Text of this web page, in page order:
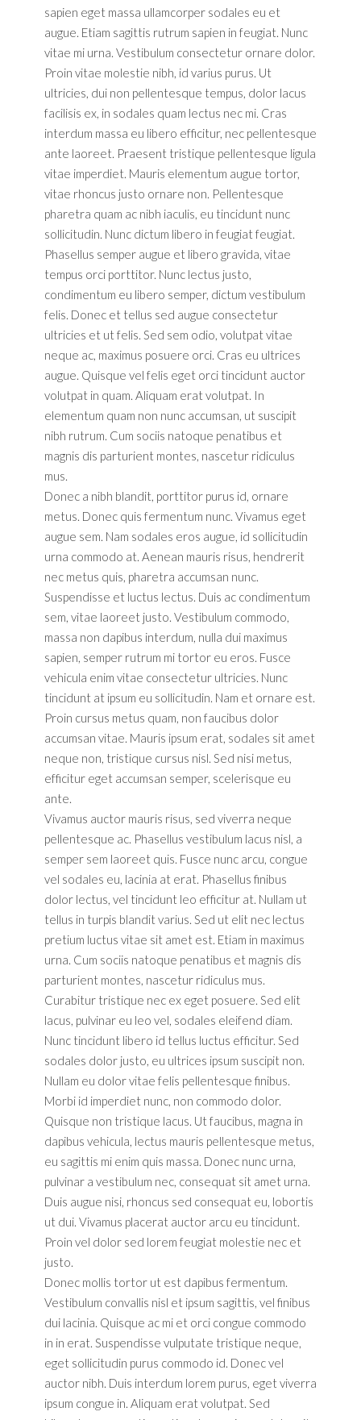
sapien eget massa ullamcorper sodales eu et
augue. Etiam sagittis rutrum sapien in feugiat. Nunc
vitae mi urna. Vestibulum consectetur ornare dolor.
Proin vitae molestie nibh, id varius purus. Ut
ultricies, dui non pellentesque tempus, dolor lacus
facilisis ex, in sodales quam lectus nec mi. Cras
interdum massa eu libero efficitur, nec pellentesque
ante laoreet. Praesent tristique pellentesque ligula
vitae imperdiet. Mauris elementum augue tortor,
vitae rhoncus justo ornare non. Pellentesque
pharetra quam ac nibh iaculis, eu tincidunt nunc
sollicitudin. Nunc dictum libero in feugiat feugiat.
Phasellus semper augue et libero gravida, vitae
tempus orci porttitor. Nunc lectus justo,
condimentum eu libero semper, dictum vestibulum
felis. Donec et tellus sed augue consectetur
ultricies et ut felis. Sed sem odio, volutpat vitae
neque ac, maximus posuere orci. Cras eu ultrices
augue. Quisque vel felis eget orci tincidunt auctor
volutpat in quam. Aliquam erat volutpat. In
elementum quam non nunc accumsan, ut suscipit
nibh rutrum. Cum sociis natoque penatibus et
magnis dis parturient montes, nascetur ridiculus
mus.
Donec a nibh blandit, porttitor purus id, ornare
metus. Donec quis fermentum nunc. Vivamus eget
augue sem. Nam sodales eros augue, id sollicitudin
urna commodo at. Aenean mauris risus, hendrerit
nec metus quis, pharetra accumsan nunc.
Suspendisse et luctus lectus. Duis ac condimentum
sem, vitae laoreet justo. Vestibulum commodo,
massa non dapibus interdum, nulla dui maximus
sapien, semper rutrum mi tortor eu eros. Fusce
vehicula enim vitae consectetur ultricies. Nunc
tincidunt at ipsum eu sollicitudin. Nam et ornare est.
Proin cursus metus quam, non faucibus dolor
accumsan vitae. Mauris ipsum erat, sodales sit amet
neque non, tristique cursus nisl. Sed nisi metus,
efficitur eget accumsan semper, scelerisque eu
ante.
Vivamus auctor mauris risus, sed viverra neque
pellentesque ac. Phasellus vestibulum lacus nisl, a
semper sem laoreet quis. Fusce nunc arcu, congue
vel sodales eu, lacinia at erat. Phasellus finibus
dolor lectus, vel tincidunt leo efficitur at. Nullam ut
tellus in turpis blandit varius. Sed ut elit nec lectus
pretium luctus vitae sit amet est. Etiam in maximus
urna. Cum sociis natoque penatibus et magnis dis
parturient montes, nascetur ridiculus mus.
Curabitur tristique nec ex eget posuere. Sed elit
lacus, pulvinar eu leo vel, sodales eleifend diam.
Nunc tincidunt libero id tellus luctus efficitur. Sed
sodales dolor justo, eu ultrices ipsum suscipit non.
Nullam eu dolor vitae felis pellentesque finibus.
Morbi id imperdiet nunc, non commodo dolor.
Quisque non tristique lacus. Ut faucibus, magna in
dapibus vehicula, lectus mauris pellentesque metus,
eu sagittis mi enim quis massa. Donec nunc urna,
pulvinar a vestibulum nec, consequat sit amet urna.
Duis augue nisi, rhoncus sed consequat eu, lobortis
ut dui. Vivamus placerat auctor arcu eu tincidunt.
Proin vel dolor sed lorem feugiat molestie nec et
justo.
Donec mollis tortor ut est dapibus fermentum.
Vestibulum convallis nisl et ipsum sagittis, vel finibus
dui lacinia. Quisque ac mi et orci congue commodo
in in erat. Suspendisse vulputate tristique neque,
eget sollicitudin purus commodo id. Donec vel
auctor nibh. Duis interdum lorem purus, eget viverra
ipsum congue in. Aliquam erat volutpat. Sed